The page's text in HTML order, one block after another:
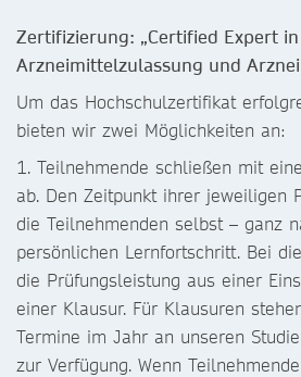
Zertifizierung: „Certified Expert in
Arzneimittelzulassung und
Um das Hochschulzertifikat
bieten wir zwei Möglichkeiten an:
1. Teilnehmende schließen mit
ab. Den Zeitpunkt ihrer jeweiligen
die Teilnehmenden selbst – ganz
persönlichen Lernfortschritt. Bei
die Prüfungsleistung aus einer
einer Klausur. Für Klausuren
Termine im Jahr an unseren
zur Verfügung. Wenn